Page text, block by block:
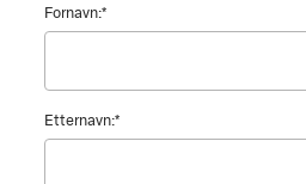
Fornavn:*
Etternavn:*